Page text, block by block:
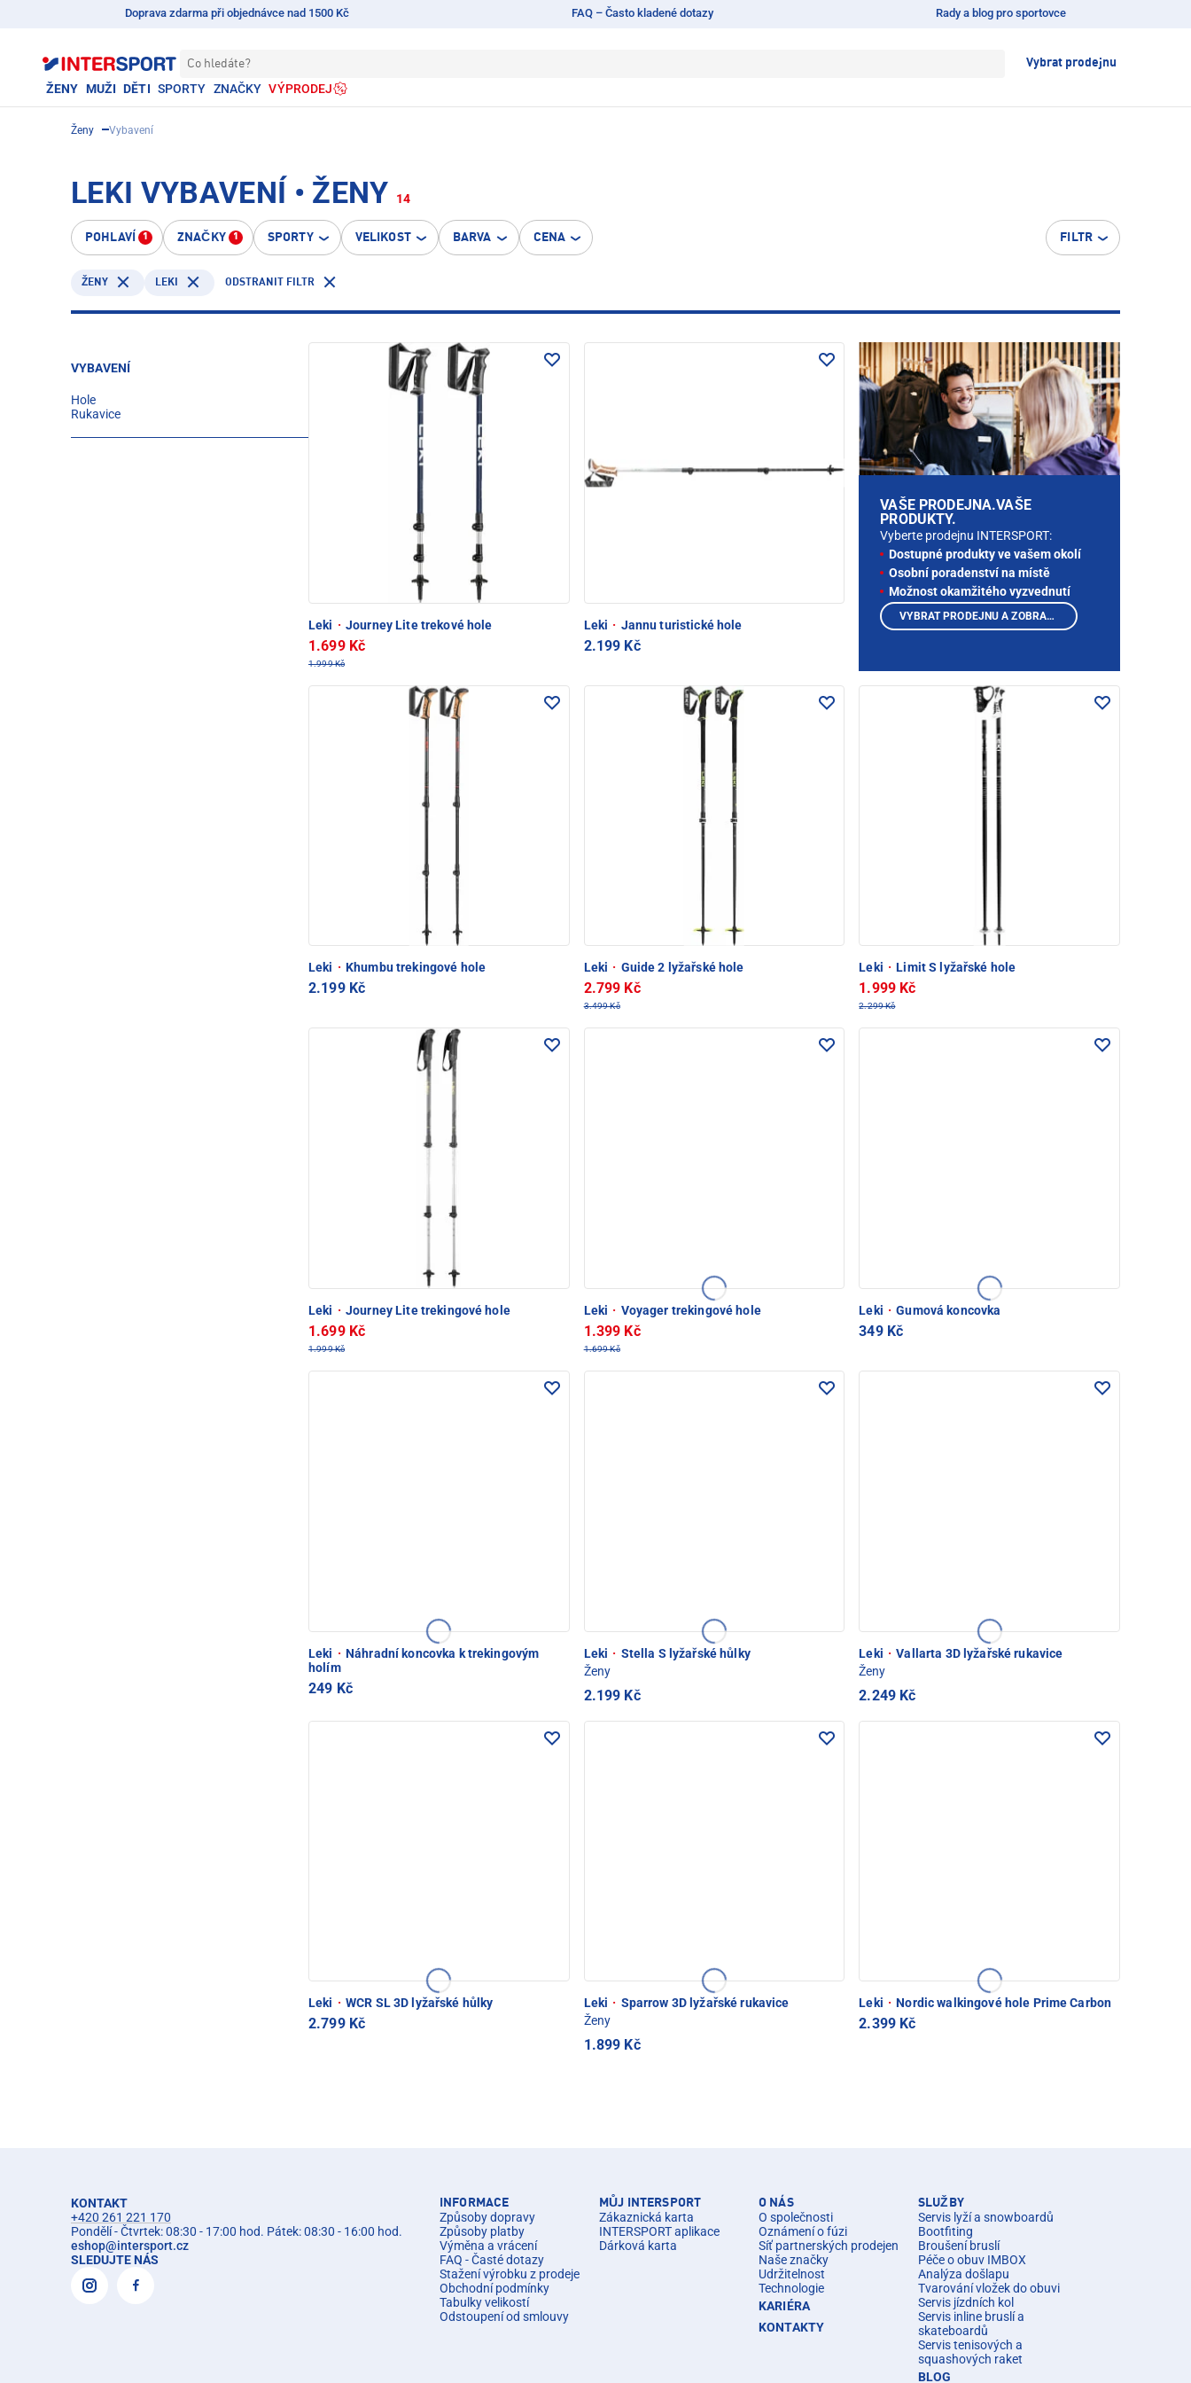
Doprava zdarma při objednávce nad 1500 Kč FAQ – Často kladené dotazy Rady a blog pro sportovce
Co hledáte? Vybrat prodejnu
ŽENY MUŽI DĚTI SPORTY ZNAČKY VÝPRODEJ
Ženy Vybavení
LEKI VYBAVENÍ • ŽENY 14
POHLAVÍ 1 ZNAČKY 1 SPORTY VELIKOST BARVA CENA FILTR
ŽENY LEKI ODSTRANIT FILTR
VYBAVENÍ
Hole
Rukavice
Leki · Journey Lite trekové hole
1.699 Kč
1.999 Kč
Leki · Jannu turistické hole
2.199 Kč
Leki · Khumbu trekingové hole
2.199 Kč
Leki · Guide 2 lyžařské hole
2.799 Kč
3.499 Kč
Leki · Limit S lyžařské hole
1.999 Kč
2.299 Kč
Leki · Journey Lite trekingové hole
1.699 Kč
1.999 Kč
Leki · Voyager trekingové hole
1.399 Kč
1.699 Kč
Leki · Gumová koncovka
349 Kč
Leki · Náhradní koncovka k trekingovým
holím
249 Kč
Leki · Stella S lyžařské hůlky
Ženy
2.199 Kč
Leki · Vallarta 3D lyžařské rukavice
Ženy
2.249 Kč
Leki · WCR SL 3D lyžařské hůlky
2.799 Kč
Leki · Sparrow 3D lyžařské rukavice
Ženy
1.899 Kč
Leki · Nordic walkingové hole Prime Carbon
2.399 Kč
VAŠE PRODEJNA.VAŠE
PRODUKTY.
Vyberte prodejnu INTERSPORT:
Dostupné produkty ve vašem okolí
Osobní poradenství na místě
Možnost okamžitého vyzvednutí
VYBRAT PRODEJNU A ZOBRAZIT PRODUKTY
KONTAKT
+420 261 221 170
Pondělí - Čtvrtek: 08:30 - 17:00 hod. Pátek: 08:30 - 16:00 hod.
eshop@intersport.cz
SLEDUJTE NÁS
INFORMACE
Způsoby dopravy
Způsoby platby
Výměna a vrácení
FAQ - Časté dotazy
Stažení výrobku z prodeje
Obchodní podmínky
Tabulky velikostí
Odstoupení od smlouvy
MŮJ INTERSPORT
Zákaznická karta
INTERSPORT aplikace
Dárková karta
O NÁS
O společnosti
Oznámení o fúzi
Síť partnerských prodejen
Naše značky
Udržitelnost
Technologie
KARIÉRA
KONTAKTY
SLUŽBY
Servis lyží a snowboardů
Bootfiting
Broušení bruslí
Péče o obuv IMBOX
Analýza došlapu
Tvarování vložek do obuvi
Servis jízdních kol
Servis inline bruslí a
skateboardů
Servis tenisových a
squashových raket
BLOG